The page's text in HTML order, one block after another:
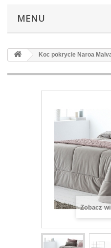
MENU
Koc pokrycie Naroa
Zobacz